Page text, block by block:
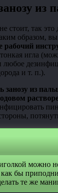
из
стоит, так это
образом,
рабочий
игла
любое
и т. п.).
из
можно
бы
те же